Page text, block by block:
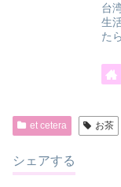
台
生
た
et cetera お茶
シェアする